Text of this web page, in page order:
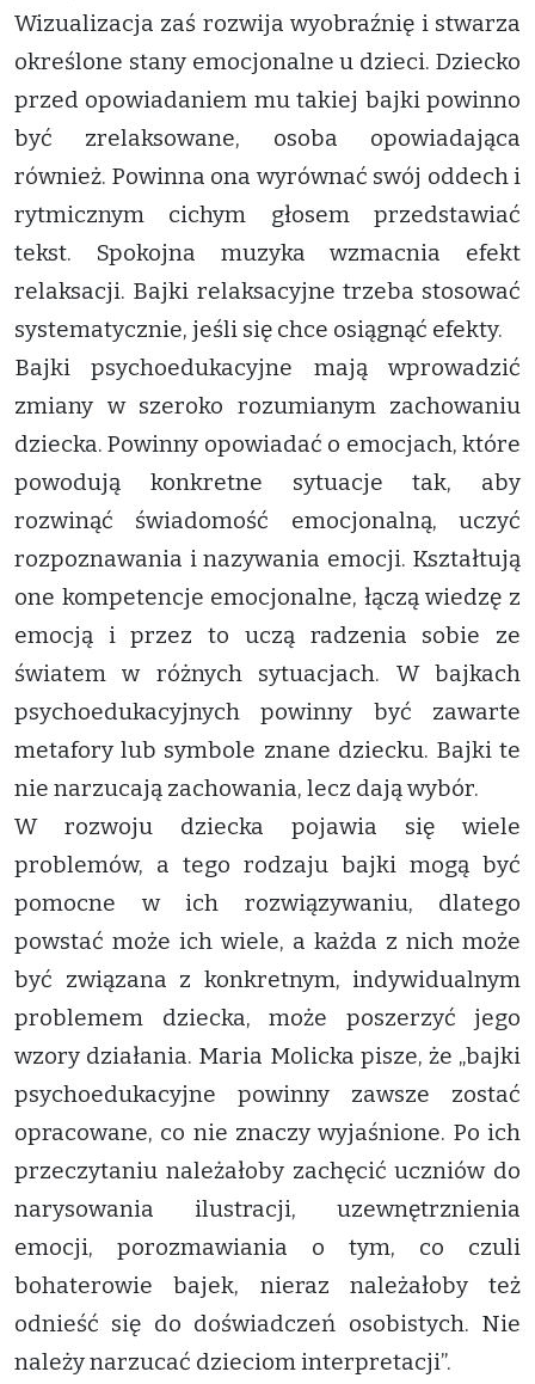
Wizualizacja zaś rozwija wyobraźnię i stwarza
określone stany emocjonalne u dzieci. Dziecko
przed opowiadaniem mu takiej bajki powinno
być zrelaksowane, osoba opowiadająca
również. Powinna ona wyrównać swój oddech i
rytmicznym cichym głosem przedstawiać
tekst. Spokojna muzyka wzmacnia efekt
relaksacji. Bajki relaksacyjne trzeba stosować
systematycznie, jeśli się chce osiągnąć efekty.
Bajki psychoedukacyjne mają wprowadzić
zmiany w szeroko rozumianym zachowaniu
dziecka. Powinny opowiadać o emocjach, które
powodują konkretne sytuacje tak, aby
rozwinąć świadomość emocjonalną, uczyć
rozpoznawania i nazywania emocji. Kształtują
one kompetencje emocjonalne, łączą wiedzę z
emocją i przez to uczą radzenia sobie ze
światem w różnych sytuacjach. W bajkach
psychoedukacyjnych powinny być zawarte
metafory lub symbole znane dziecku. Bajki te
nie narzucają zachowania, lecz dają wybór.
W rozwoju dziecka pojawia się wiele
problemów, a tego rodzaju bajki mogą być
pomocne w ich rozwiązywaniu, dlatego
powstać może ich wiele, a każda z nich może
być związana z konkretnym, indywidualnym
problemem dziecka, może poszerzyć jego
wzory działania. Maria Molicka pisze, że „bajki
psychoedukacyjne powinny zawsze zostać
opracowane, co nie znaczy wyjaśnione. Po ich
przeczytaniu należałoby zachęcić uczniów do
narysowania ilustracji, uzewnętrznienia
emocji, porozmawiania o tym, co czuli
bohaterowie bajek, nieraz należałoby też
odnieść się do doświadczeń osobistych. Nie
należy narzucać dzieciom interpretacji”.